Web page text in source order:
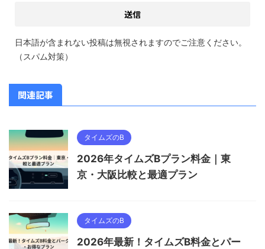
日本語が含まれない投稿は無視されますのでご注意ください。
（スパム対策）
関連記事
タイムズのB
2026年タイムズBプラン料金｜東
京・大阪比較と最適プラン
タイムズのB
2026年最新！タイムズB料金とパー